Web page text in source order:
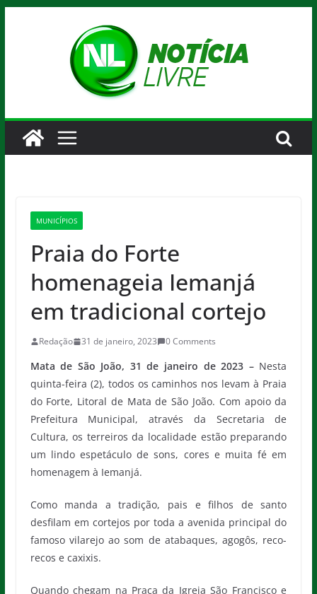
MUNICÍPIOS
Praia do Forte
homenageia Iemanjá
em tradicional cortejo
Redação 31 de janeiro, 2023 0 Comments
Mata de São João, 31 de janeiro de 2023 – Nesta
quinta-feira (2), todos os caminhos nos levam à Praia
do Forte, Litoral de Mata de São João. Com apoio da
Prefeitura Municipal, através da Secretaria de
Cultura, os terreiros da localidade estão preparando
um lindo espetáculo de sons, cores e muita fé em
homenagem à Iemanjá.
Como manda a tradição, pais e filhos de santo
desfilam em cortejos por toda a avenida principal do
famoso vilarejo ao som de atabaques, agogôs, reco-
recos e caxixis.
Quando chegam na Praça da Igreja São Francisco e